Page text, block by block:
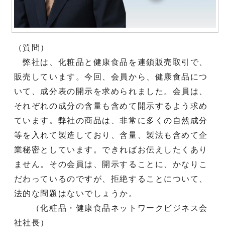
（質問）
弊社は、化粧品と健康食品を連鎖販売取引で、
販売しています。今回、会員から、健康食品につ
いて、成分表の開示を求められました。会員は、
それぞれの成分の含量も含めて開示するよう求め
ています。弊社の商品は、非常に多くの自然成分
等を入れて製造しており、含量、製法も含めて企
業秘密としています。できればお伝えしたくあり
ません。その会員は、開示することに、かなりこ
だわっているのですが、拒絶することについて、
法的な問題はないでしょうか。
（化粧品・健康食品ネットワークビジネス会
社社長）